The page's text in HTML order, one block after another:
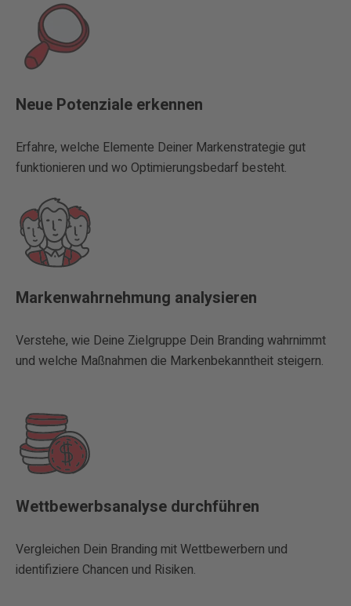
Neue Potenziale erkennen
Erfahre, welche Elemente Deiner Markenstrategie gut
funktionieren und wo Optimierungsbedarf besteht.
Markenwahrnehmung analysieren
Verstehe, wie Deine Zielgruppe Dein Branding wahrnimmt
und welche Maßnahmen die Markenbekanntheit steigern.
Wettbewerbsanalyse durchführen
Vergleichen Dein Branding mit Wettbewerbern und
identifiziere Chancen und Risiken.